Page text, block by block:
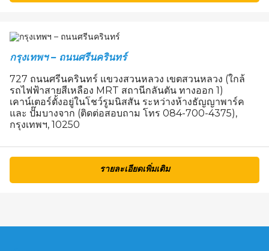
กรุงเทพฯ – ถนนศรีนครินทร์
727 ถนนศรีนครินทร์ แขวงสวนหลวง เขตสวนหลวง (ใกล้
รถไฟฟ้าสายสีเหลือง MRT สถานีกลันตัน ทางออก 1)
เคาน์เตอร์ตั้งอยู่ในโชว์รูมนิสสัน ระหว่างห้างธัญญาพาร์ค
และ ปั๊มบางจาก (ติดต่อสอบถาม โทร 084-700-4375),
กรุงเทพฯ, 10250
รายละเอียดเพิ่มเติม